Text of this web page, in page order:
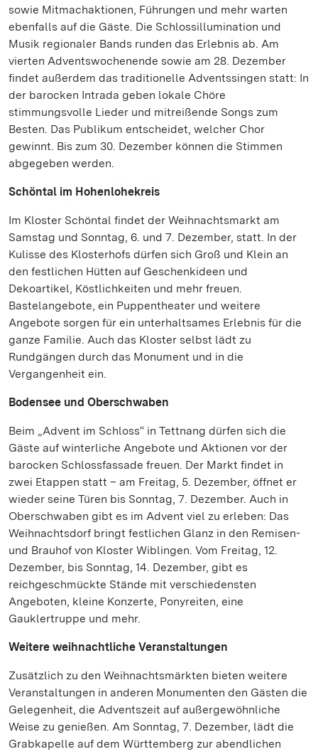
sowie Mitmachaktionen, Führungen und mehr warten
ebenfalls auf die Gäste. Die Schlossillumination und
Musik regionaler Bands runden das Erlebnis ab. Am
vierten Adventswochenende sowie am 28. Dezember
findet außerdem das traditionelle Adventssingen statt: In
der barocken Intrada geben lokale Chöre
stimmungsvolle Lieder und mitreißende Songs zum
Besten. Das Publikum entscheidet, welcher Chor
gewinnt. Bis zum 30. Dezember können die Stimmen
abgegeben werden.
Schöntal im Hohenlohekreis
Im Kloster Schöntal findet der Weihnachtsmarkt am
Samstag und Sonntag, 6. und 7. Dezember, statt. In der
Kulisse des Klosterhofs dürfen sich Groß und Klein an
den festlichen Hütten auf Geschenkideen und
Dekoartikel, Köstlichkeiten und mehr freuen.
Bastelangebote, ein Puppentheater und weitere
Angebote sorgen für ein unterhaltsames Erlebnis für die
ganze Familie. Auch das Kloster selbst lädt zu
Rundgängen durch das Monument und in die
Vergangenheit ein.
Bodensee und Oberschwaben
Beim „Advent im Schloss“ in Tettnang dürfen sich die
Gäste auf winterliche Angebote und Aktionen vor der
barocken Schlossfassade freuen. Der Markt findet in
zwei Etappen statt – am Freitag, 5. Dezember, öffnet er
wieder seine Türen bis Sonntag, 7. Dezember. Auch in
Oberschwaben gibt es im Advent viel zu erleben: Das
Weihnachtsdorf bringt festlichen Glanz in den Remisen-
und Brauhof von Kloster Wiblingen. Vom Freitag, 12.
Dezember, bis Sonntag, 14. Dezember, gibt es
reichgeschmückte Stände mit verschiedensten
Angeboten, kleine Konzerte, Ponyreiten, eine
Gauklertruppe und mehr.
Weitere weihnachtliche Veranstaltungen
Zusätzlich zu den Weihnachtsmärkten bieten weitere
Veranstaltungen in anderen Monumenten den Gästen die
Gelegenheit, die Adventszeit auf außergewöhnliche
Weise zu genießen. Am Sonntag, 7. Dezember, lädt die
Grabkapelle auf dem Württemberg zur abendlichen